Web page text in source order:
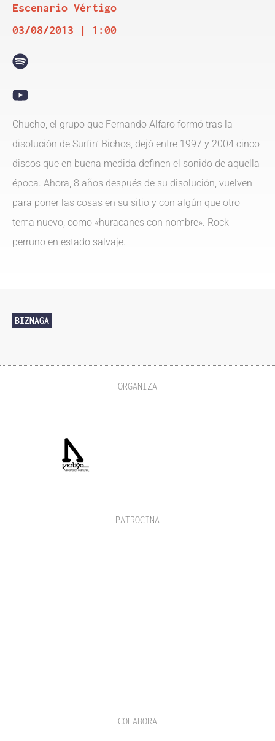
Escenario Vértigo
03/08/2013 | 1:00
Chucho, el grupo que Fernando Alfaro formó tras la
disolución de Surfin’ Bichos, dejó entre 1997 y 2004 cinco
discos que en buena medida definen el sonido de aquella
época. Ahora, 8 años después de su disolución, vuelven
para poner las cosas en su sitio y con algún que otro
tema nuevo, como «huracanes con nombre». Rock
perruno en estado salvaje.
BIZNAGA
ORGANIZA
PATROCINA
COLABORA